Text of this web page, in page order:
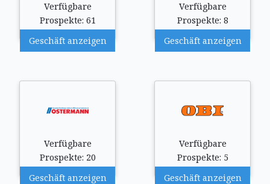
Verfügbare
Prospekte: 61
Geschäft anzeigen
Verfügbare
Prospekte: 8
Geschäft anzeigen
Verfügbare
Prospekte: 20
Geschäft anzeigen
Verfügbare
Prospekte: 5
Geschäft anzeigen